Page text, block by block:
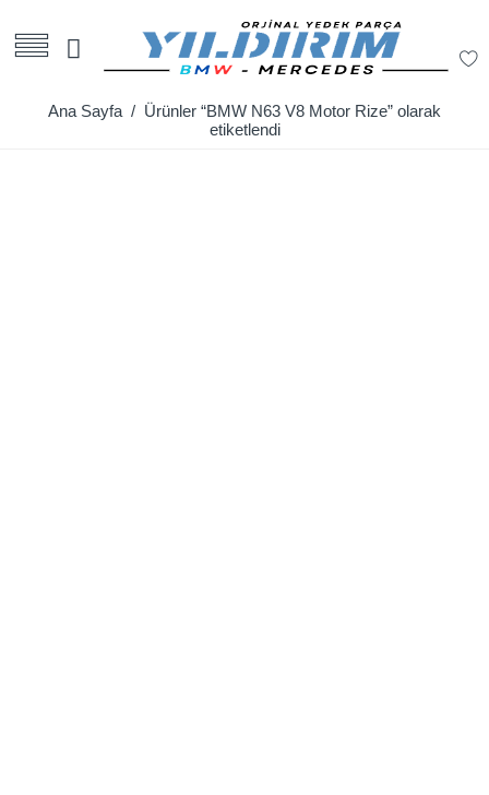
Ana Sayfa / Ürünler “BMW N63 V8 Motor Rize” olarak
etiketlendi